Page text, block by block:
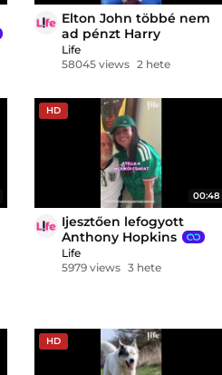
Elton John többé nem
ad pénzt Harry
hercegnek
Life
58045 views 2 hete
HD
00:48
Ijesztően lefogyott
Anthony Hopkins
Life
5979 views 3 hete
HD